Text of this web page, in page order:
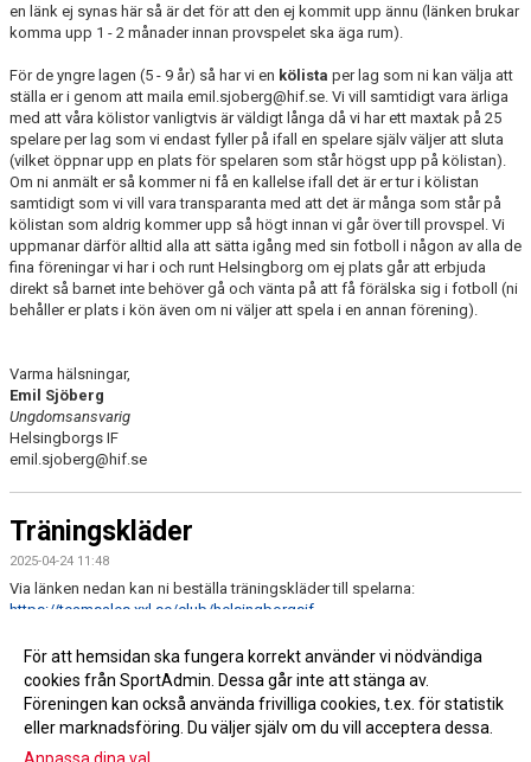
en länk ej synas här så är det för att den ej kommit upp ännu (länken brukar
komma upp 1 - 2 månader innan provspelet ska äga rum).
För de yngre lagen (5 - 9 år) så har vi en kölista per lag som ni kan välja att
ställa er i genom att maila emil.sjoberg@hif.se. Vi vill samtidigt vara ärliga
med att våra kölistor vanligtvis är väldigt långa då vi har ett maxtak på 25
spelare per lag som vi endast fyller på ifall en spelare själv väljer att sluta
(vilket öppnar upp en plats för spelaren som står högst upp på kölistan).
Om ni anmält er så kommer ni få en kallelse ifall det är er tur i kölistan
samtidigt som vi vill vara transparanta med att det är många som står på
kölistan som aldrig kommer upp så högt innan vi går över till provspel. Vi
uppmanar därför alltid alla att sätta igång med sin fotboll i någon av alla de
fina föreningar vi har i och runt Helsingborg om ej plats går att erbjuda
direkt så barnet inte behöver gå och vänta på att få förälska sig i fotboll (ni
behåller er plats i kön även om ni väljer att spela i en annan förening).
Varma hälsningar,
Emil Sjöberg
Ungdomsansvarig
Helsingborgs IF
emil.sjoberg@hif.se
Träningskläder
2025-04-24 11:48
Via länken nedan kan ni beställa träningskläder till spelarna:
https://teamsales.xxl.se/club/helsingborgsif
Det är viktigt att ni använder länken för att hamna rätt.
OBS endast de röda överdelarna beställs för ungdomslagen.
För att hemsidan ska fungera korrekt använder vi nödvändiga
cookies från SportAdmin. Dessa går inte att stänga av.
Föreningen kan också använda frivilliga cookies, t.ex. för statistik
eller marknadsföring. Du väljer själv om du vill acceptera dessa.